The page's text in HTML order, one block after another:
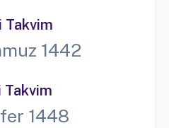
Takvim
1442
Takvim
1448